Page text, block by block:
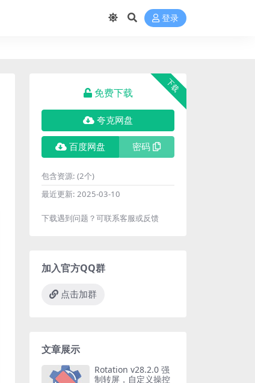
登录
下载
免费下载
夸克网盘
百度网盘 密码
包含资源: (2个)
最近更新: 2025-03-10
下载遇到问题？可联系客服或反馈
加入官方QQ群
点击加群
文章展示
Rotation v28.2.0 强
制转屏，自定义操控